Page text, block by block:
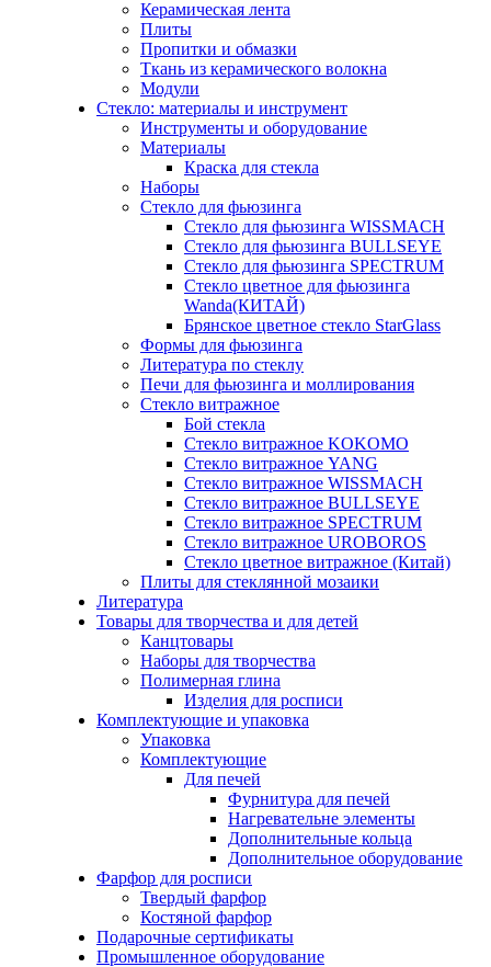
Керамическая лента
Плиты
Пропитки и обмазки
Ткань из керамического волокна
Модули
Стекло: материалы и инструмент
Инструменты и оборудование
Материалы
Краска для стекла
Наборы
Стекло для фьюзинга
Стекло для фьюзинга WISSMACH
Стекло для фьюзинга BULLSEYE
Стекло для фьюзинга SPECTRUM
Стекло цветное для фьюзинга
Wanda(КИТАЙ)
Брянское цветное стекло StarGlass
Формы для фьюзинга
Литература по стеклу
Печи для фьюзинга и моллирования
Стекло витражное
Бой стекла
Стекло витражное KOKOMO
Стекло витражное YANG
Стекло витражное WISSMACH
Стекло витражное BULLSEYE
Стекло витражное SPECTRUM
Стекло витражное UROBOROS
Стекло цветное витражное (Китай)
Плиты для стеклянной мозаики
Литература
Товары для творчества и для детей
Канцтовары
Наборы для творчества
Полимерная глина
Изделия для росписи
Комплектующие и упаковка
Упаковка
Комплектующие
Для печей
Фурнитура для печей
Нагревательне элементы
Дополнительные кольца
Дополнительное оборудование
Фарфор для росписи
Твердый фарфор
Костяной фарфор
Подарочные сертификаты
Промышленное оборудование